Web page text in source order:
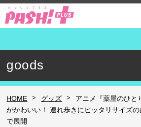
goods
HOME > グッズ >
アニメ『薬屋のひと
がかわいい！ 連れ歩きにピッタリサイズ
で展開